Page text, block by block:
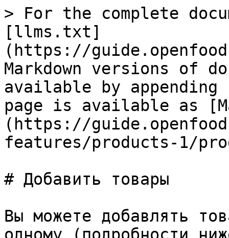
> For the complete
[llms.txt]
(https://
Markdown versions of
available by
page is available as
(https://
features/products-1/
# Добавить товары
Вы можете добавлять